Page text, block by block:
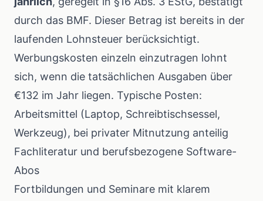
durch das BMF. Dieser Betrag ist bereits in der
laufenden Lohnsteuer berücksichtigt.
Werbungskosten einzeln einzutragen lohnt
sich, wenn die tatsächlichen Ausgaben über
€132 im Jahr liegen. Typische Posten:
Arbeitsmittel (Laptop, Schreibtischsessel,
Werkzeug), bei privater Mitnutzung anteilig
Fachliteratur und berufsbezogene Software-
Abos
Fortbildungen und Seminare mit klarem